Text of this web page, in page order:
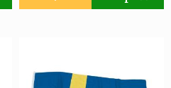
Lägg till i favoriter